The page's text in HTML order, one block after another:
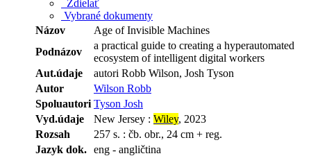
Zdielať
Vybrané dokumenty
Názov
Age of Invisible Machines
Podnázov
a practical guide to creating a hyperautomated
ecosystem of intelligent digital workers
Aut.údaje
autori Robb Wilson, Josh Tyson
Autor
Wilson Robb
Spoluautori Tyson Josh
Vyd.údaje
New Jersey : Wiley, 2023
Rozsah
257 s. : čb. obr., 24 cm + reg.
Jazyk dok. eng - angličtina